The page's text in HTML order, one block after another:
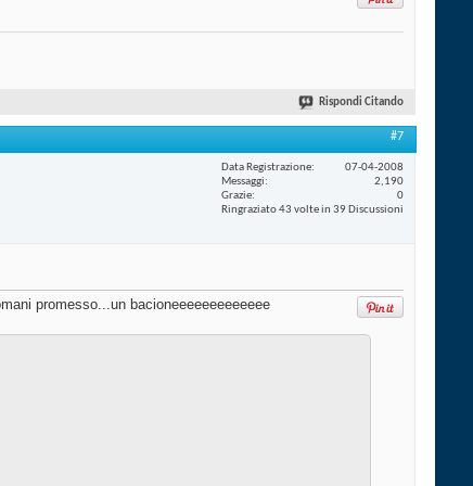
Rispondi Citando
#7
Data Registrazione
07-04-2008
Messaggi
2,190
Grazie
0
Ringraziato 43 volte in 39 Discussioni
promesso...un bacioneeeeeeeeeeeee